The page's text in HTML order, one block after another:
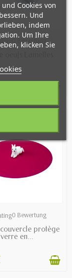
EN STOCK
0 Bewertung
0 Bewertung
protège
verre en...
Cookies von
Und
indem
Um Ihre
klicken Sie